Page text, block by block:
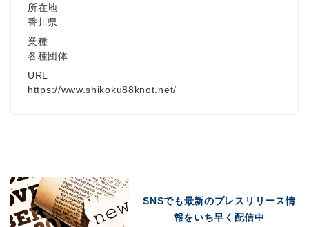
所在地
香川県
業種
各種団体
URL
https://www.shikoku88knot.net/
SNSでも最新のプレスリリース情
報をいち早く配信中